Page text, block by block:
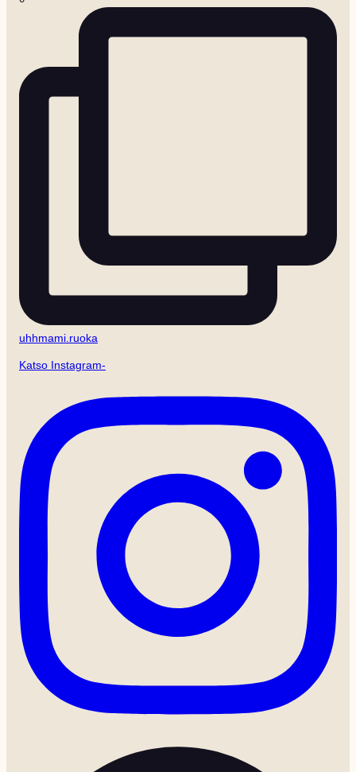
uhhmami.ruoka
Katso Instagram-